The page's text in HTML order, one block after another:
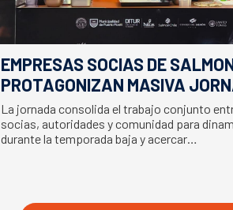
EMPRESAS SOCIAS DE
PROTAGONIZAN MASIVA
LA PARTICIPACIÓN DEL
EN SEMANA DEL SALMÓN
La jornada consolida el trabajo conjunto
socias, autoridades y comunidad para
durante la temporada baja y acercar…